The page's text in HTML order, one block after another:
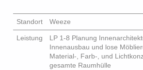
Standort Weeze
Leistung
LP 1-8 Planung
Innenausbau und lose
Material-, Farb-, und
gesamte Raumhülle